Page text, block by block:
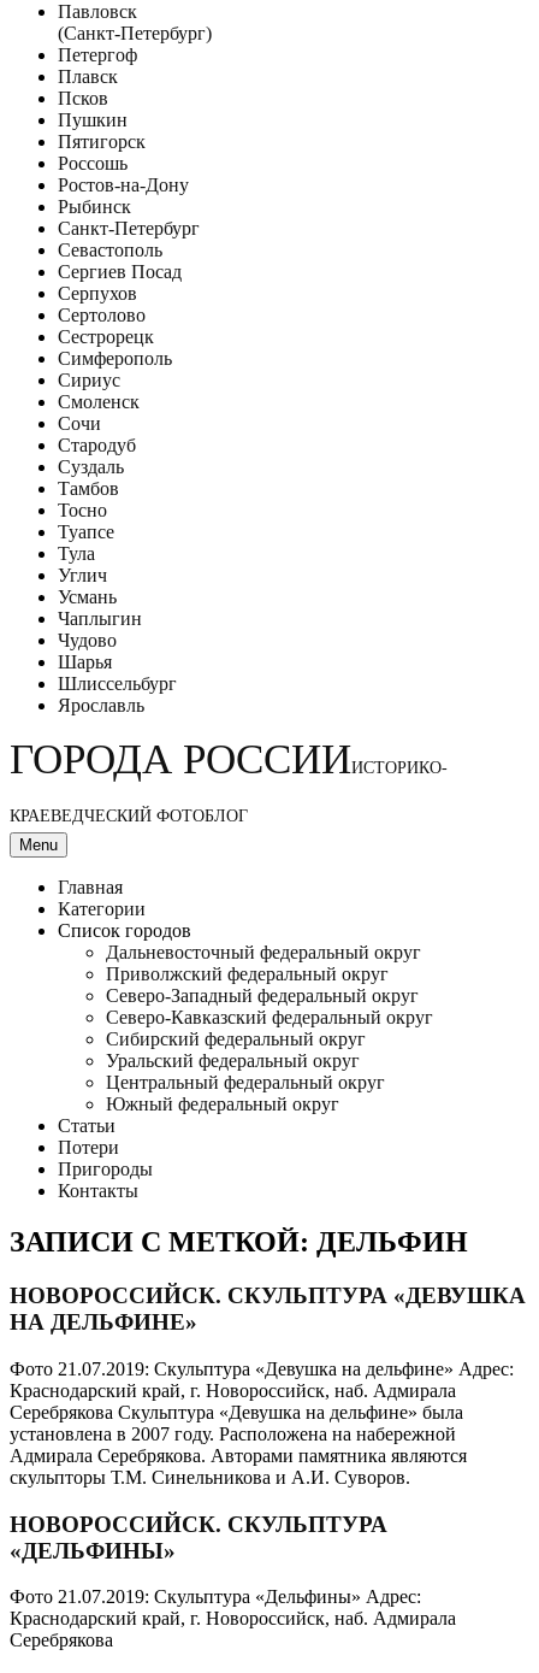
Павловск
(Санкт-Петербург)
Петергоф
Плавск
Псков
Пушкин
Пятигорск
Россошь
Ростов-на-Дону
Рыбинск
Санкт-Петербург
Севастополь
Сергиев Посад
Серпухов
Сертолово
Сестрорецк
Симферополь
Сириус
Смоленск
Сочи
Стародуб
Суздаль
Тамбов
Тосно
Туапсе
Тула
Углич
Усмань
Чаплыгин
Чудово
Шарья
Шлиссельбург
Ярославль
ГОРОДА РОССИИИСТОРИКО-
КРАЕВЕДЧЕСКИЙ ФОТОБЛОГ
Menu
Главная
Категории
Список городов
Дальневосточный федеральный округ
Приволжский федеральный округ
Северо-Западный федеральный округ
Северо-Кавказский федеральный округ
Сибирский федеральный округ
Уральский федеральный округ
Центральный федеральный округ
Южный федеральный округ
Статьи
Потери
Пригороды
Контакты
ЗАПИСИ С МЕТКОЙ: ДЕЛЬФИН
НОВОРОССИЙСК. СКУЛЬПТУРА «ДЕВУШКА
НА ДЕЛЬФИНЕ»
Фото 21.07.2019: Скульптура «Девушка на дельфине» Адрес:
Краснодарский край, г. Новороссийск, наб. Адмирала
Серебрякова Скульптура «Девушка на дельфине» была
установлена в 2007 году. Расположена на набережной
Адмирала Серебрякова. Авторами памятника являются
скульпторы Т.М. Синельникова и А.И. Суворов.
НОВОРОССИЙСК. СКУЛЬПТУРА
«ДЕЛЬФИНЫ»
Фото 21.07.2019: Скульптура «Дельфины» Адрес:
Краснодарский край, г. Новороссийск, наб. Адмирала
Серебрякова